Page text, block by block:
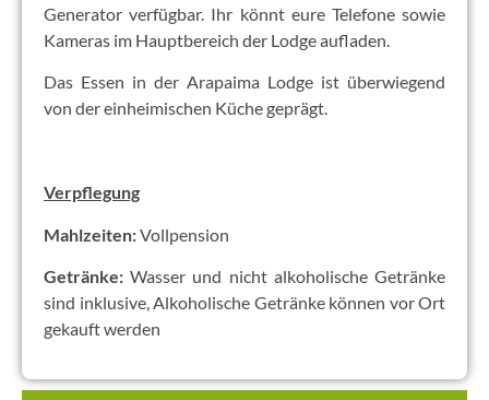
Generator verfügbar. Ihr könnt eure Telefone sowie
Kameras im Hauptbereich der Lodge aufladen.
Das Essen in der Arapaima Lodge ist überwiegend
von der einheimischen Küche geprägt.
Verpflegung
Mahlzeiten:Vollpension
Getränke: Wasser und nicht alkoholische Getränke
sind inklusive, Alkoholische Getränke können vor Ort
gekauft werden